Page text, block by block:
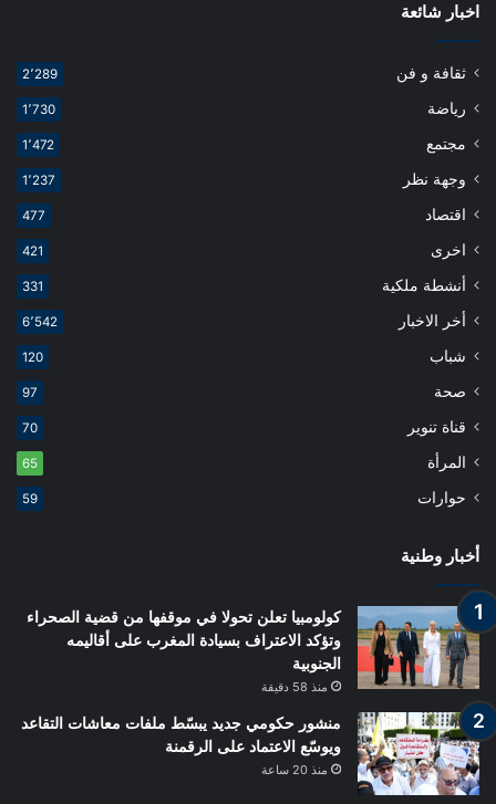
اخبار شائعة
ثقافة و فن 2٬289
رياضة 1٬730
مجتمع 1٬472
وجهة نظر 1٬237
اقتصاد 477
اخرى 421
أنشطة ملكية 331
أخر الاخبار 6٬542
شباب 120
صحة 97
قناة تنوير 70
المرأة 65
حوارات 59
أخبار وطنية
كولومبيا تعلن تحولا في موقفها من قضية الصحراء
وتؤكد الاعتراف بسيادة المغرب على أقاليمه
الجنوبية
منذ 58 دقيقة
منشور حكومي جديد يبسّط ملفات معاشات التقاعد
ويوسّع الاعتماد على الرقمنة
منذ 20 ساعة